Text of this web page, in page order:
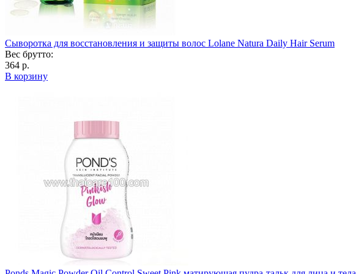
Сыворотка для восстановления и защиты волос Lolane Natura Daily Hair Serum
Вес брутто:
364 р.
В корзину